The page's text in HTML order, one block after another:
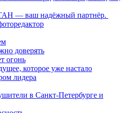
— ваш надёжный партнёр.
доверять
огонь
которое уже настало
лидера
в Санкт-Петербурге и